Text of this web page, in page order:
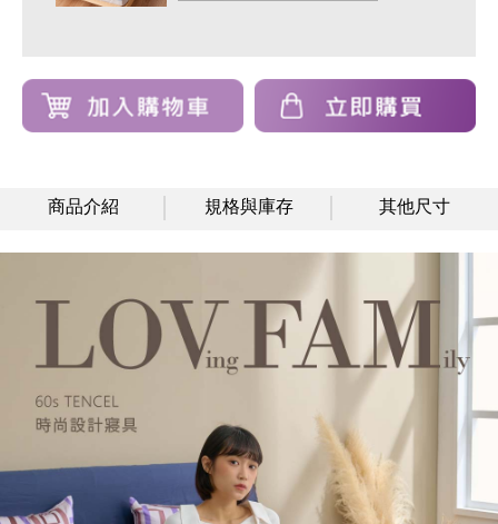
商品介紹 規格與庫存 其他尺寸